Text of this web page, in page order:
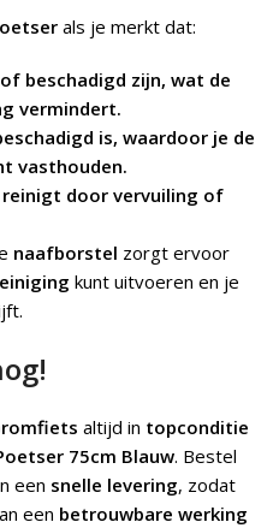
als je merkt dat:
beschadigd zijn, wat de
vermindert.
is, waardoor je de
vasthouden.
door vervuiling of
naafborstel zorgt ervoor
kunt uitvoeren en je
altijd in topconditie
75cm Blauw. Bestel
een snelle levering, zodat
een betrouwbare werking